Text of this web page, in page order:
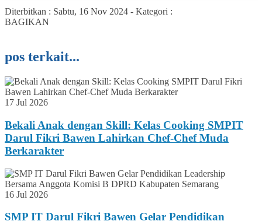
Diterbitkan : Sabtu, 16 Nov 2024 - Kategori :
BAGIKAN
pos terkait...
17 Jul 2026
Bekali Anak dengan Skill: Kelas Cooking SMPIT
Darul Fikri Bawen Lahirkan Chef-Chef Muda
Berkarakter
16 Jul 2026
SMP IT Darul Fikri Bawen Gelar Pendidikan